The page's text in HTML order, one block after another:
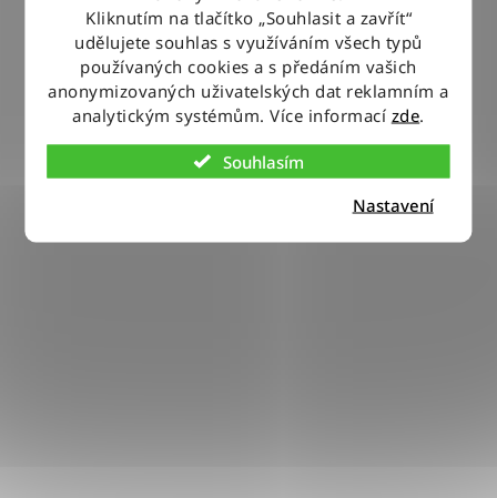
Kliknutím na tlačítko „Souhlasit a zavřít“
udělujete souhlas s využíváním všech typů
používaných cookies a s předáním vašich
anonymizovaných uživatelských dat reklamním a
analytickým systémům. Více informací zde.
Souhlasím
Nastavení